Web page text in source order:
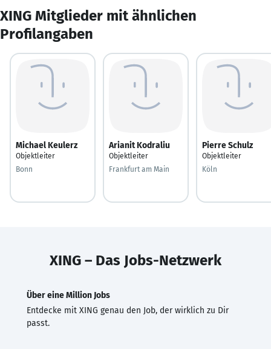
XING Mitglieder mit ähnlichen
Profilangaben
Michael Keulerz
Objektleiter
Bonn
Arianit Kodraliu
Objektleiter
Frankfurt am Main
Pierre Schulz
Objektleiter
Köln
XING – Das Jobs-Netzwerk
Über eine Million Jobs
Entdecke mit XING genau den Job, der wirklich zu Dir
passt.